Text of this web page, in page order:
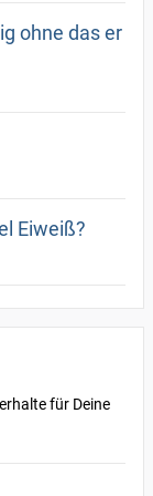
ohne das er
Eiweiß?
für Deine